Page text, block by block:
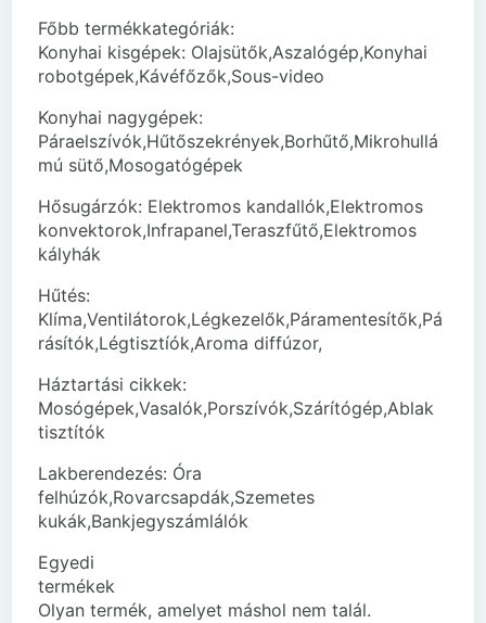
Főbb termékkategóriák:
Konyhai kisgépek: Olajsütők,Aszalógép,Konyhai
robotgépek,Kávéfőzők,Sous-video
Konyhai nagygépek:
Páraelszívók,Hűtőszekrények,Borhűtő,Mikrohullá
mú sütő,Mosogatógépek
Hősugárzók: Elektromos kandallók,Elektromos
konvektorok,Infrapanel,Teraszfűtő,Elektromos
kályhák
Hűtés:
Klíma,Ventilátorok,Légkezelők,Páramentesítők,Pá
rásítók,Légtisztíók,Aroma diffúzor,
Háztartási cikkek:
Mosógépek,Vasalók,Porszívók,Szárítógép,Ablak
tisztítók
Lakberendezés: Óra
felhúzók,Rovarcsapdák,Szemetes
kukák,Bankjegyszámlálók
Egyedi
termékek
Olyan termék, amelyet máshol nem talál.